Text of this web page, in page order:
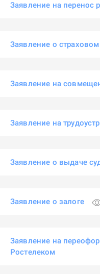
Заявление на перенос
Заявление о страховом
Заявление на
Заявление на
Заявление о выдаче
Заявление о залоге
Заявление на
Ростелеком